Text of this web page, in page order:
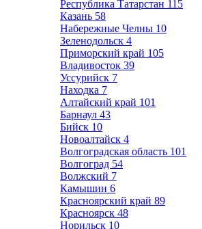
Республика Татарстан 115
Казань 58
Набережные Челны 10
Зеленодольск 4
Приморский край 105
Владивосток 39
Уссурийск 7
Находка 7
Алтайский край 101
Барнаул 43
Бийск 10
Новоалтайск 4
Волгоградская область 101
Волгоград 54
Волжский 7
Камышин 6
Красноярский край 89
Красноярск 48
Норильск 10